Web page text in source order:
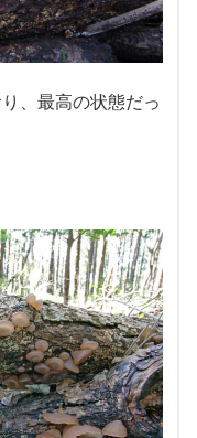
、最高の状態だっ